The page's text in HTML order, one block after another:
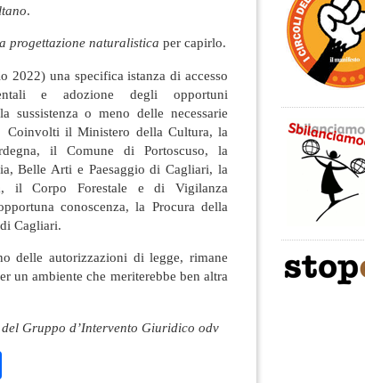
.
progettazione naturalistica per capirlo.
2022) una specifica istanza di accesso
e adozione degli opportuni
sussistenza o meno delle necessarie
Coinvolti il Ministero della Cultura, la
il Comune di Portoscuso, la
Belle Arti e Paesaggio di Cagliari, la
il Corpo Forestale e di Vigilanza
conoscenza, la Procura della
Cagliari.
delle autorizzazioni di legge, rimane
un ambiente che meriterebbe ben altra
Gruppo d’Intervento Giuridico odv